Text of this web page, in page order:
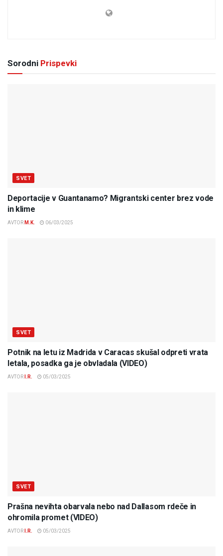
Sorodni Prispevki
SVET
Deportacije v Guantanamo? Migrantski center brez vode
in klime
AVTOR M.K. 06/03/2025
SVET
Potnik na letu iz Madrida v Caracas skušal odpreti vrata
letala, posadka ga je obvladala (VIDEO)
AVTOR I.R. 05/03/2025
SVET
Prašna nevihta obarvala nebo nad Dallasom rdeče in
ohromila promet (VIDEO)
AVTOR I.R. 05/03/2025